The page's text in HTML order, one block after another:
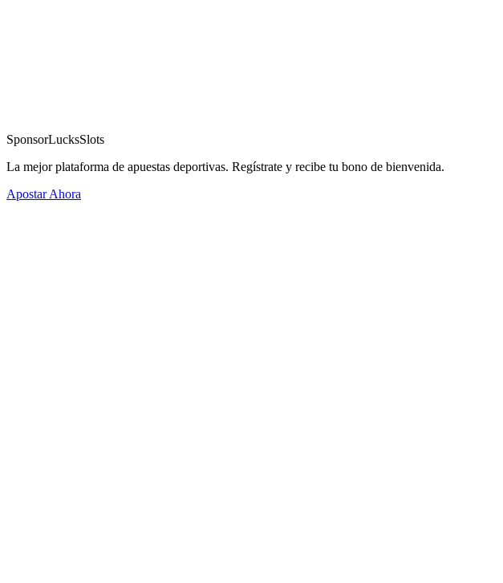
SponsorLucksSlots
La mejor plataforma de apuestas deportivas. Regístrate y recibe tu bono de bienvenida.
Apostar Ahora